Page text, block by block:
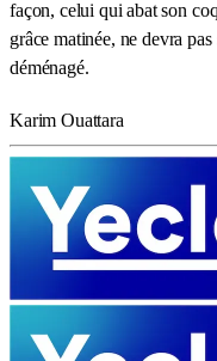
façon, celui qui abat son
grâce matinée, ne devra
déménagé.
Karim Ouattara